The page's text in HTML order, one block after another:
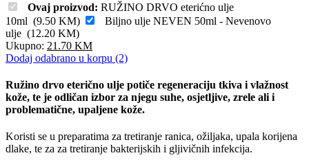
Ovaj proizvod: RUŽINO DRVO eterićno ulje
10ml (9.50 KM)
Biljno ulje NEVEN 50ml - Nevenovo
ulje (12.20 KM)
Ukupno: 21.70 KM
Dodaj odabrano u korpu (2)
Ružino drvo eterično ulje potiče regeneraciju tkiva i vlažnost
kože, te je odličan izbor za njegu suhe, osjetljive, zrele ali i
problematične, upaljene kože.
Koristi se u preparatima za tretiranje ranica, ožiljaka, upala korijena
dlake, te za za tretiranje bakterijskih i gljivičnih infekcija.